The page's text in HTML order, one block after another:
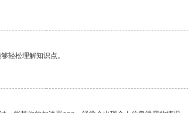
轻松理解知识点。